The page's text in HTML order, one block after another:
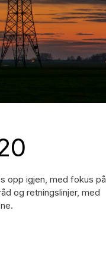
opp igjen, med fokus på
og retningslinjer, med